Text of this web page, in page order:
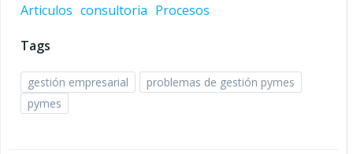
Articulos consultoria Procesos
Tags
gestión empresarial
problemas de gestión pymes
pymes